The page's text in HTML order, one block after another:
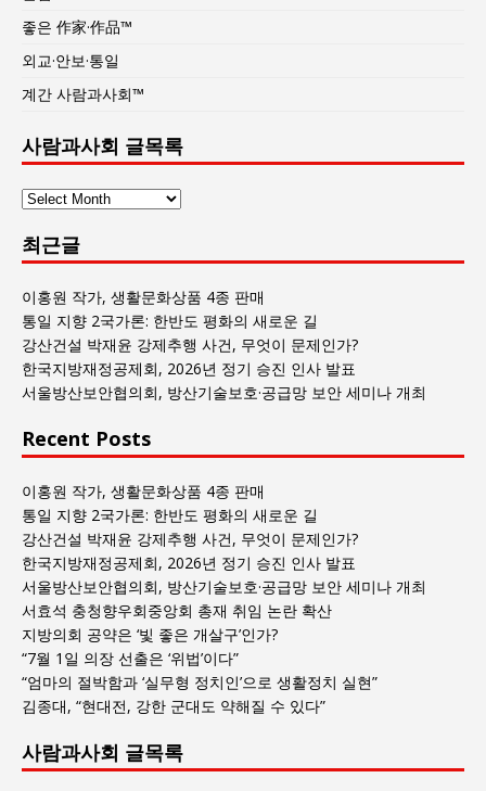
좋은 作家·作品™
외교·안보·통일
계간 사람과사회™
사람과사회 글목록
사
과
사
회
글
목
록
최근글
이홍원 작가, 생활문화상품 4종 판매
통일 지향 2국가론: 한반도 평화의 새로운 길
강산건설 박재윤 강제추행 사건, 무엇이 문제인가?
한국지방재정공제회, 2026년 정기 승진 인사 발표
서울방산보안협의회, 방산기술보호·공급망 보안 세미나 개최
Recent Posts
이홍원 작가, 생활문화상품 4종 판매
통일 지향 2국가론: 한반도 평화의 새로운 길
강산건설 박재윤 강제추행 사건, 무엇이 문제인가?
한국지방재정공제회, 2026년 정기 승진 인사 발표
서울방산보안협의회, 방산기술보호·공급망 보안 세미나 개최
서효석 충청향우회중앙회 총재 취임 논란 확산
지방의회 공약은 ‘빛 좋은 개살구’인가?
“7월 1일 의장 선출은 ‘위법’이다”
“엄마의 절박함과 ‘실무형 정치인’으로 생활정치 실현”
김종대, “현대전, 강한 군대도 약해질 수 있다”
사람과사회 글목록